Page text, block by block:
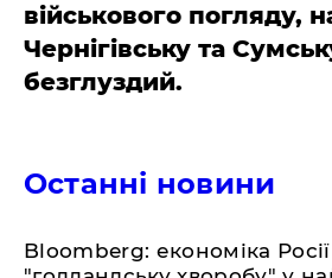
військового погляду,
Чернігівську та
безглуздий.
Останні новини
Bloomberg: економіка